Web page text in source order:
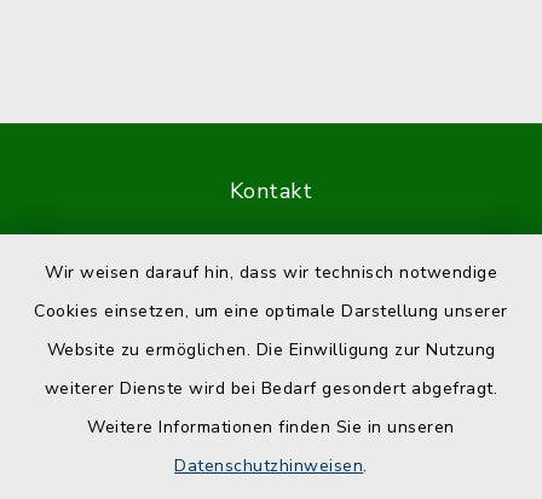
Wir weisen darauf hin, dass wir technisch notwendige
Cookies einsetzen, um eine optimale Darstellung unserer
Website zu ermöglichen. Die Einwilligung zur Nutzung
weiterer Dienste wird bei Bedarf gesondert abgefragt.
Weitere Informationen finden Sie in unseren
Datenschutzhinweisen.
Kontakt
Datenschutz
Impressum
Sitemap